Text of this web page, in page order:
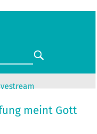
meint Gott